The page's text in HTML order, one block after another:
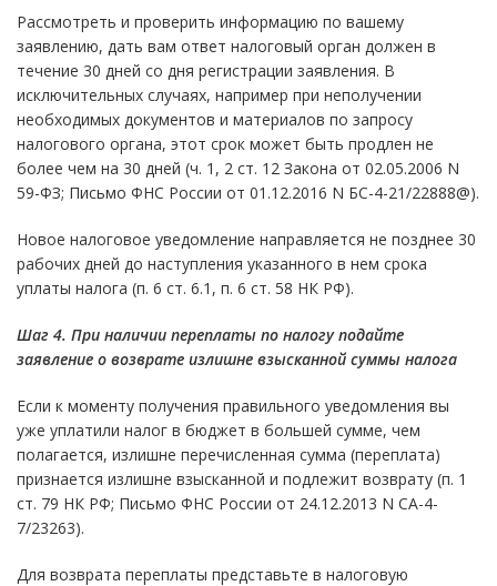
Рассмотреть и проверить информацию по вашему
заявлению, дать вам ответ налоговый орган должен в
течение 30 дней со дня регистрации заявления. В
исключительных случаях, например при неполучении
необходимых документов и материалов по запросу
налогового органа, этот срок может быть продлен не
более чем на 30 дней (ч. 1, 2 ст. 12 Закона от 02.05.2006 N
59-ФЗ; Письмо ФНС России от 01.12.2016 N БС-4-21/22888@).
Новое налоговое уведомление направляется не позднее 30
рабочих дней до наступления указанного в нем срока
уплаты налога (п. 6 ст. 6.1, п. 6 ст. 58 НК РФ).
Шаг 4. При наличии переплаты по налогу подайте
заявление о возврате излишне взысканной суммы налога
Если к моменту получения правильного уведомления вы
уже уплатили налог в бюджет в большей сумме, чем
полагается, излишне перечисленная сумма (переплата)
признается излишне взысканной и подлежит возврату (п. 1
ст. 79 НК РФ; Письмо ФНС России от 24.12.2013 N СА-4-
7/23263).
Для возврата переплаты представьте в налоговую